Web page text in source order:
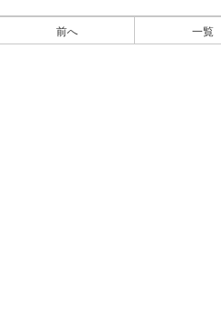
前へ 一覧